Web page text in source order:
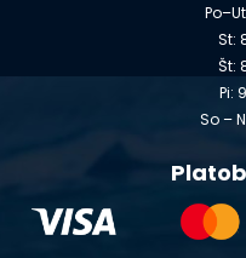
St:
Št:
Pi:
So –